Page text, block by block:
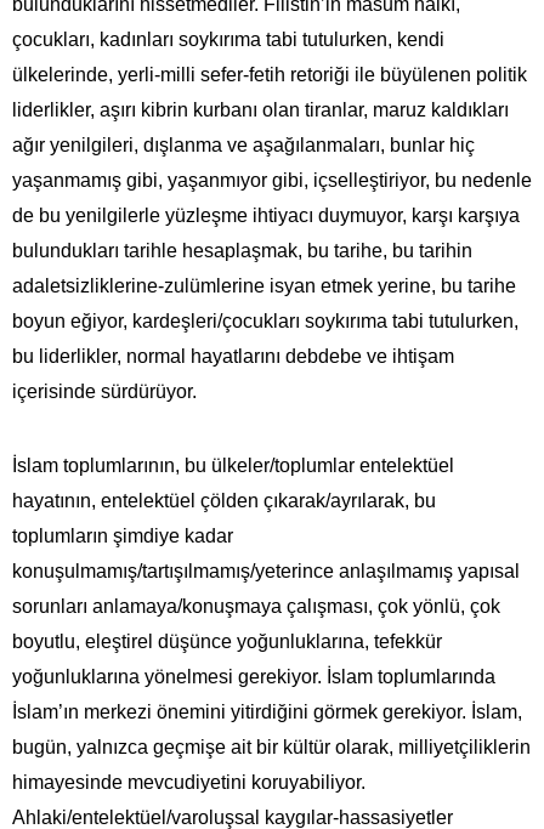
çocukları, kadınları soykırıma tabi tutulurken, kendi
ülkelerinde, yerli-milli sefer-fetih retoriği ile büyülenen politik
liderlikler, aşırı kibrin kurbanı olan tiranlar, maruz kaldıkları
ağır yenilgileri, dışlanma ve aşağılanmaları, bunlar hiç
yaşanmamış gibi, yaşanmıyor gibi, içselleştiriyor, bu nedenle
de bu yenilgilerle yüzleşme ihtiyacı duymuyor, karşı karşıya
bulundukları tarihle hesaplaşmak, bu tarihe, bu tarihin
adaletsizliklerine-zulümlerine isyan etmek yerine, bu tarihe
boyun eğiyor, kardeşleri/çocukları soykırıma tabi tutulurken,
bu liderlikler, normal hayatlarını debdebe ve ihtişam
içerisinde sürdürüyor.
İslam toplumlarının, bu ülkeler/toplumlar entelektüel
hayatının, entelektüel çölden çıkarak/ayrılarak, bu
toplumların şimdiye kadar
konuşulmamış/tartışılmamış/yeterince anlaşılmamış yapısal
sorunları anlamaya/konuşmaya çalışması, çok yönlü, çok
boyutlu, eleştirel düşünce yoğunluklarına, tefekkür
yoğunluklarına yönelmesi gerekiyor. İslam toplumlarında
İslam’ın merkezi önemini yitirdiğini görmek gerekiyor. İslam,
bugün, yalnızca geçmişe ait bir kültür olarak, milliyetçiliklerin
himayesinde mevcudiyetini koruyabiliyor.
Ahlaki/entelektüel/varoluşsal kaygılar-hassasiyetler